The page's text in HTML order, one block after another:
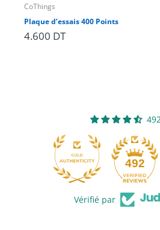
CoThings
Plaque d’essais 400 Points
4.600 DT
492
Vérifié par